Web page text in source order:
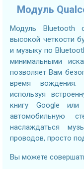
Модуль
Модуль Bluetooth
высокой четкости
и музыку по
минимальными
позволяет Вам
время
используя
книгу Google или
автомобильную
наслаждаться
проводов, просто
Вы можете